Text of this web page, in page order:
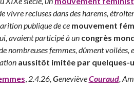
vivre recluses dans des harems,
publique de ce mouvement
avaient participé à un congrès
nombreuses femmes, dûment voilées,
aussitôt imitée par quelques-
, 2.4.26, GenevièveCouraud,